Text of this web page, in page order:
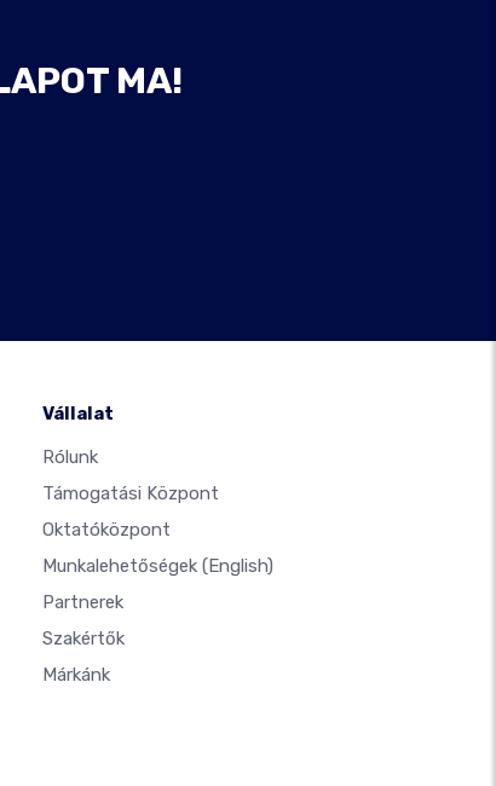
MA!
Vállalat
Rólunk
Támogatási Központ
Oktatóközpont
Munkalehetőségek (English)
Partnerek
Szakértők
Márkánk